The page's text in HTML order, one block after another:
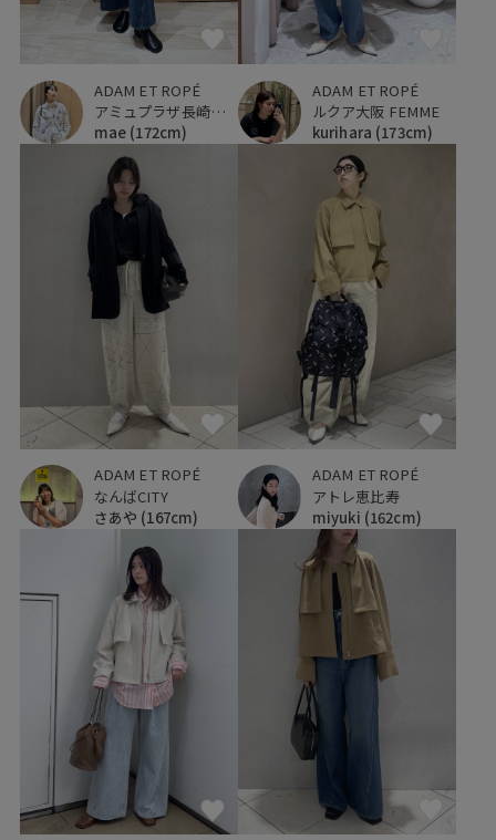
ADAM ET ROPÉ
アミュプラザ長崎新館
mae (172cm)
ADAM ET ROPÉ
ルクア大阪 FEMME
kurihara (173cm)
ADAM ET ROPÉ
なんばCITY
さあや (167cm)
ADAM ET ROPÉ
アトレ恵比寿
miyuki (162cm)